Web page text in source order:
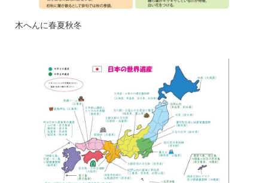
木へんに春夏秋冬